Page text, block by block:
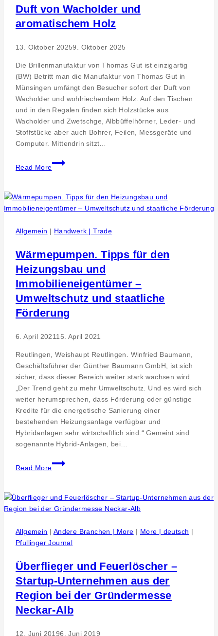
into
the
industry
Duft von Wacholder und
aromatischem Holz
13. Oktober 20259. Oktober 2025
Die Brillenmanufaktur von Thomas Gut ist einzigartig
(BW) Betritt man die Manufaktur von Thomas Gut in
Münsingen umfängt den Besucher sofort der Duft von
Wacholder und wohlriechendem Holz. Auf den Tischen
und in den Regalen finden sich Holzstücke aus
Wacholder und Zwetschge, Albbüffelhörner, Leder- und
Stoffstücke aber auch Bohrer, Feilen, Messgeräte und
Computer. Mittendrin sitzt…
Read More
Duft
von
und
aromatischem
Allgemein | Handwerk | Trade
Wärmepumpen. Tipps für den
Heizungsbau und
Immobilieneigentümer –
Umweltschutz und staatliche
Förderung
6. April 202115. April 2021
Reutlingen, Weishaupt Reutlingen. Winfried Baumann,
Geschäftsführer der Günther Baumann GmbH, ist sich
sicher, dass dieser Bereich weiter stark wachsen wird.
„Der Trend geht zu mehr Umweltschutz. Und es wird sich
weiter herumsprechen, dass Förderung oder günstige
Kredite für die energetische Sanierung einer
bestehenden Heizungsanlage verfügbar und
Hybridanlagen sehr wirtschaftlich sind.“ Gemeint sind
sogenannte Hybrid-Anlagen, bei…
Read More
Wärmepumpen.
Tipps
den
Heizungsbau
Immobilieneigentümer
staatliche
Förderung
Allgemein | Andere Branchen | More | More | deutsch |
Pfullinger Journal
Überflieger und Feuerlöscher –
Startup-Unternehmen aus der
Region bei der Gründermesse
Neckar-Alb
12. Juni 20196. Juni 2019